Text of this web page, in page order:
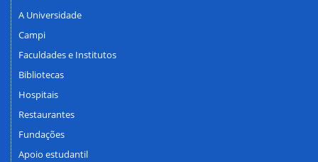
A Universidade
Campi
Faculdades e Institutos
Bibliotecas
Hospitais
Restaurantes
Fundações
Apoio estudantil